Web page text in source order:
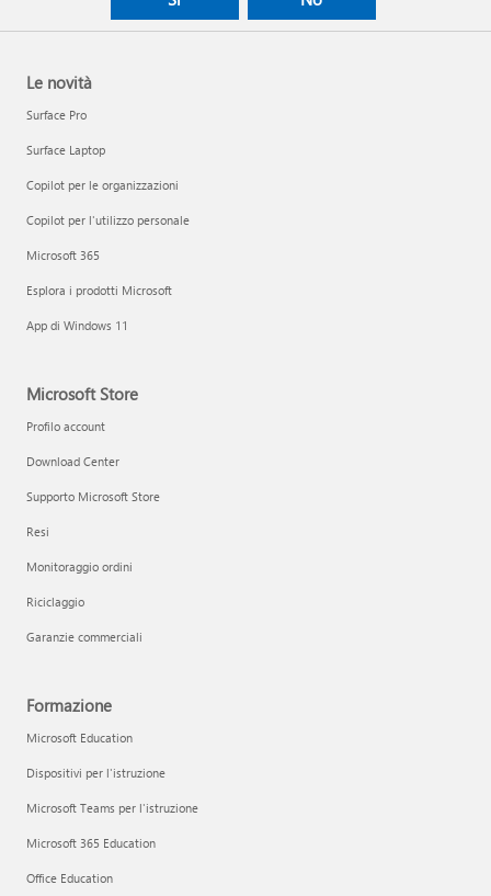
Le novità
Surface Pro
Surface Laptop
Copilot per le organizzazioni
Copilot per l'utilizzo personale
Microsoft 365
Esplora i prodotti Microsoft
App di Windows 11
Microsoft Store
Profilo account
Download Center
Supporto Microsoft Store
Resi
Monitoraggio ordini
Riciclaggio
Garanzie commerciali
Formazione
Microsoft Education
Dispositivi per l'istruzione
Microsoft Teams per l'istruzione
Microsoft 365 Education
Office Education